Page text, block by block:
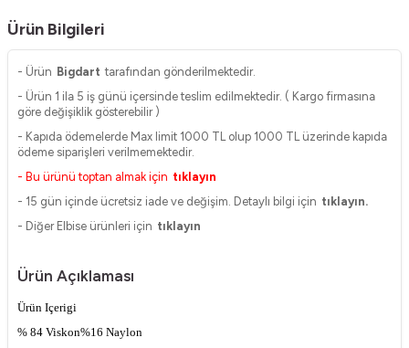
Ürün Bilgileri
- Ürün Bigdart tarafından gönderilmektedir.
- Ürün 1 ila 5 iş günü içersinde teslim edilmektedir. ( Kargo firmasına
göre değişiklik gösterebilir )
- Kapıda ödemelerde Max limit 1000 TL olup 1000 TL üzerinde kapıda
ödeme siparişleri verilmemektedir.
- Bu ürünü toptan almak için tıklayın
- 15 gün içinde ücretsiz iade ve değişim. Detaylı bilgi için tıklayın.
- Diğer Elbise ürünleri için tıklayın
Ürün Açıklaması
Ürün Içerigi
% 84 Viskon%16 Naylon